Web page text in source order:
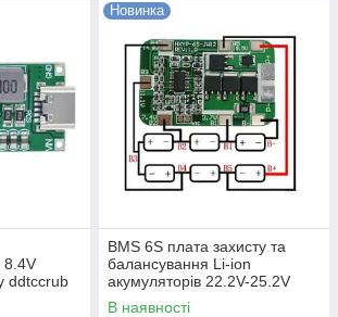
8.4V
ddtccrub
Новинка
BMS 6S плата захисту та
балансування Li-ion
акумуляторів 22.2V-25.2V
14A/20A (HXYP-6S-JW12)
В наявності